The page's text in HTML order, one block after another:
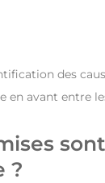
des
en avant entre
?